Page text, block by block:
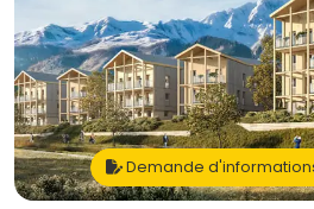
Demande